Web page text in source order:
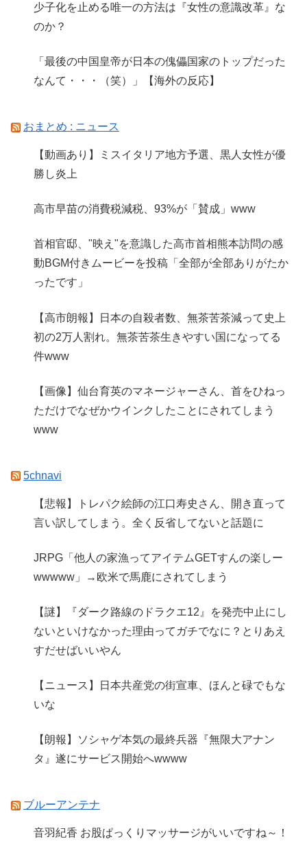
少子化を止める唯一の方法は『女性の意識改革』な
のか？
「最後の中国皇帝が日本の傀儡国家のトップだった
なんて・・・（笑）」【海外の反応】
おまとめ : ニュース
【動画あり】ミスイタリア地方予選、黒人女性が優
勝し炎上
高市早苗の消費税減税、93%が「賛成」www
首相官邸、"映え"を意識した高市首相熊本訪問の感
動BGM付きムービーを投稿「全部が全部ありがたか
ったです」
【高市朗報】日本の自殺者数、無茶苦茶減って史上
初の2万人割れ。無茶苦茶生きやすい国になってる
件www
【画像】仙台育英のマネージャーさん、首をひねっ
ただけでなぜかウインクしたことにされてしまう
www
5chnavi
【悲報】トレパク絵師の江口寿史さん、開き直って
言い訳してしまう。全く反省してないと話題に
JRPG「他人の家漁ってアイテムGETすんの楽しー
wwwww」→欧米で馬鹿にされてしまう
【謎】『ダーク路線のドラクエ12』を発売中止にし
ないといけなかった理由ってガチでなに？とりあえ
すだせばいいやん
【ニュース】日本共産党の街宣車、ほんと碌でもな
いな
【朗報】ソシャゲ本気の最終兵器『無限大アナン
タ』遂にサービス開始へwwww
ブルーアンテナ
音羽紀香 お股ぱっくりマッサージがいいですね～！